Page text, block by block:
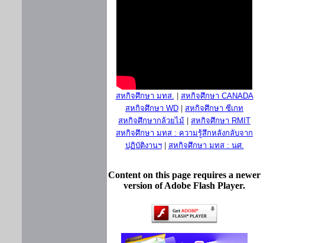
สหกิจศึกษา มทส.
สหกิจศึกษา CANADA
สหกิจศึกษา WD
สหกิจศึกษา ซีเกท
สหกิจศึกษากล้วยไม้
สหกิจศึกษา RMIT
สหกิจศึกษา มทส : ความรู้สึกหลังกลับจาก
ปฏิบัติงานฯ| สหกิจศึกษา มทส : นศ.
Content on this page requires a newer
version of Adobe Flash Player.